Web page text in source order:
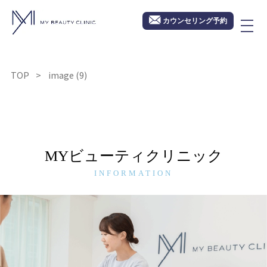
カウンセリング予約
TOP image (9)
MYビューティクリニック
INFORMATION